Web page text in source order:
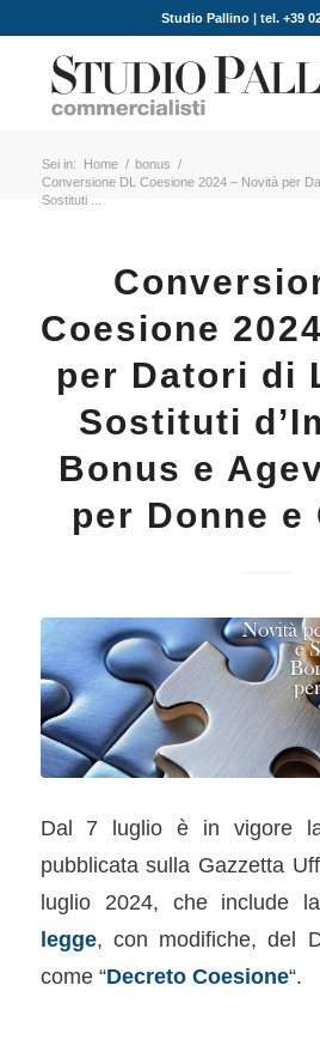
Studio Pallino | tel. +39
Sei in: Home / bonus /
Conversione DL Coesione 2024 – Novità per
Sostituti ...
Coesione
per Datori di
Sostituti
Bonus e
per Donne e
Dal 7 luglio è in vigore
pubblicata sulla Gazzetta
luglio 2024, che include
legge, con modiﬁche, del
come “Decreto Coesione“.